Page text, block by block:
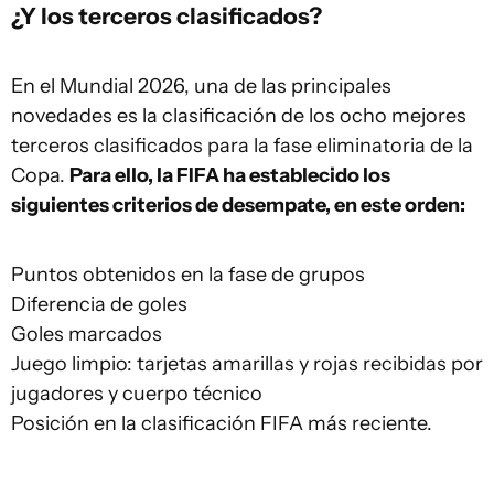
¿Y los terceros clasificados?
En el Mundial 2026, una de las principales
novedades es la clasificación de los ocho mejores
terceros clasificados para la fase eliminatoria de la
Copa. Para ello, la FIFA ha establecido los
siguientes criterios de desempate, en este orden:
Puntos obtenidos en la fase de grupos
Diferencia de goles
Goles marcados
Juego limpio: tarjetas amarillas y rojas recibidas por
jugadores y cuerpo técnico
Posición en la clasificación FIFA más reciente.